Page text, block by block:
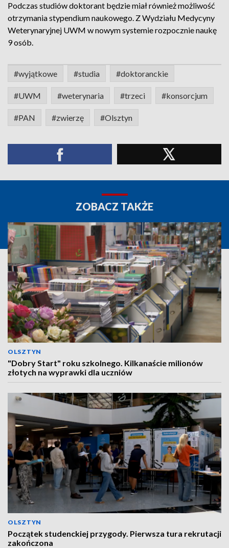
Podczas studiów doktorant będzie miał również możliwość
otrzymania stypendium naukowego. Z Wydziału Medycyny
Weterynaryjnej UWM w nowym systemie rozpocznie naukę
9 osób.
#wyjątkowe #studia #doktoranckie
#UWM #weterynaria #trzeci #konsorcjum
#PAN #zwierzę #Olsztyn
ZOBACZ TAKŻE
OLSZTYN
"Dobry Start" roku szkolnego. Kilkanaście milionów
złotych na wyprawki dla uczniów
OLSZTYN
Początek studenckiej przygody. Pierwsza tura rekrutacji
zakończona